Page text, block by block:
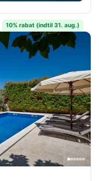
10% rabat (indtil 31. aug.)